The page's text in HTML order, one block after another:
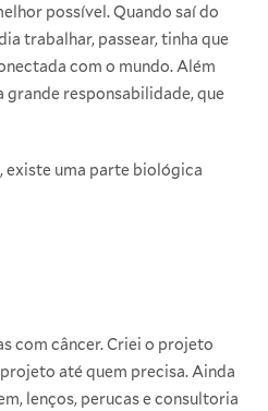
possível. Quando saí do
trabalhar, passear, tinha que
com o mundo. Além
grande responsabilidade, que
existe uma parte biológica
com câncer. Criei o projeto
até quem precisa. Ainda
lenços, perucas e consultoria